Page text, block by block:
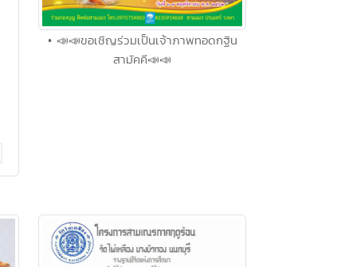
• 📣📣ขอเชิญร่วมเป็นเจ้าภาพทอดกฐิน
สามัคคี📣📣